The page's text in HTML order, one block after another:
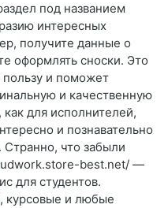
под названием
интересных
получите данные о
оформлять сноски. Это
и поможет
и качественную
для исполнителей,
и познавательно
Странно, что забыли
best.net/ —
для студентов.
курсовые и любые